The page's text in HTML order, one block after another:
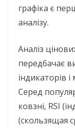
графіка є
аналізу.
Аналіз
передбачає
індикаторів і
Серед
ковзні, RSI
(скользящая